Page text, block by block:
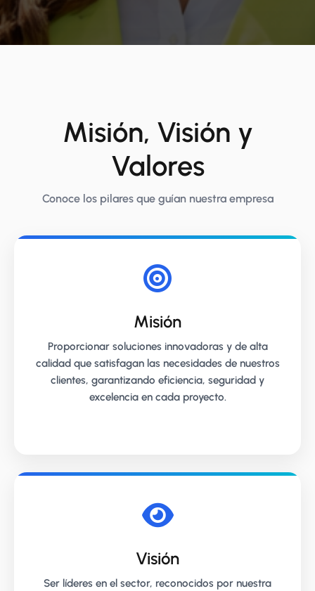
Misión, Visión y
Valores
Conoce los pilares que guían nuestra empresa
Misión
Proporcionar soluciones innovadoras y de alta
calidad que satisfagan las necesidades de nuestros
clientes, garantizando eficiencia, seguridad y
excelencia en cada proyecto.
Visión
Ser líderes en el sector, reconocidos por nuestra